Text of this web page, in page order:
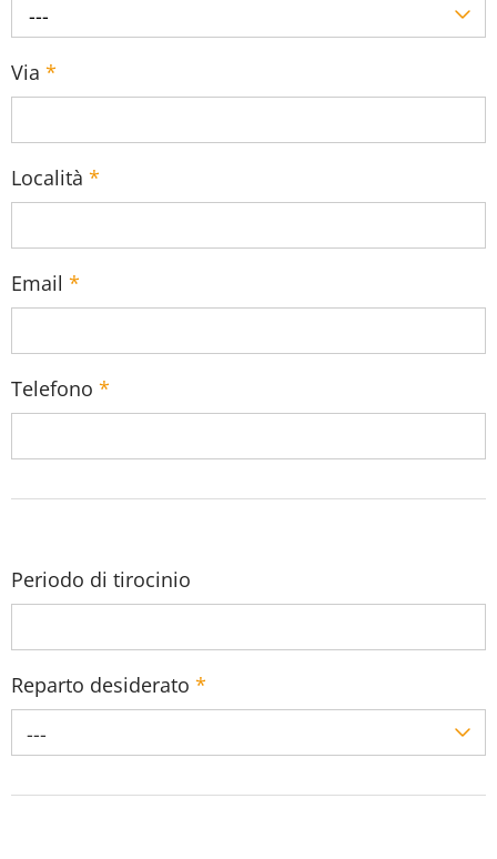
---
Via *
Località *
Email *
Telefono *
Periodo di tirocinio
Reparto desiderato *
---